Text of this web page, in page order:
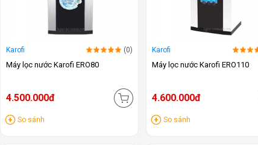
Karofi (0)
Máy lọc nước Karofi ERO80
4.500.000đ
So sánh
Karofi
Máy lọc nước Karofi ERO110
4.600.000đ
So sánh